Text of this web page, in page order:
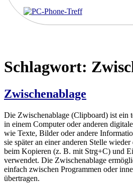
Schlagwort:
Zwischenablage
Die Zwischenablage (Clipboard) ist ein
in einem Computer oder anderen
wie Texte, Bilder oder andere
sie später an einer anderen Stelle
beim Kopieren (z. B. mit Strg+C) und
verwendet. Die Zwischenablage
einfach zwischen Programmen oder
übertragen.